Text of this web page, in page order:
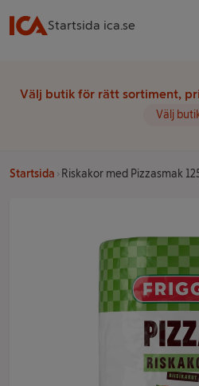
Startsida ica.se
Välj butik för rätt sortiment,
Välj
Startsida Riskakor med Pizzasmak